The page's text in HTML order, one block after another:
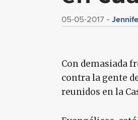
05-05-2017
Con demasiada
contra la gente
reunidos en la